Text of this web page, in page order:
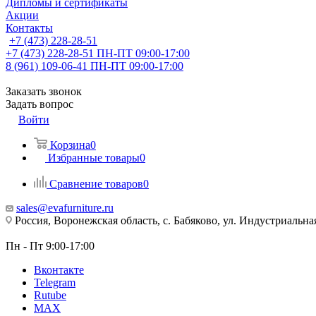
Дипломы и сертификаты
Акции
Контакты
+7 (473) 228-28-51
+7 (473) 228-28-51 ПН-ПТ 09:00-17:00
8 (961) 109-06-41 ПН-ПТ 09:00-17:00
Заказать звонок
Задать вопрос
Войти
Корзина0
Избранные товары0
Сравнение товаров0
sales@evafurniture.ru
Россия, Воронежская область, с. Бабяково, ул.
Пн - Пт 9:00-17:00
Вконтакте
Telegram
Rutube
MAX